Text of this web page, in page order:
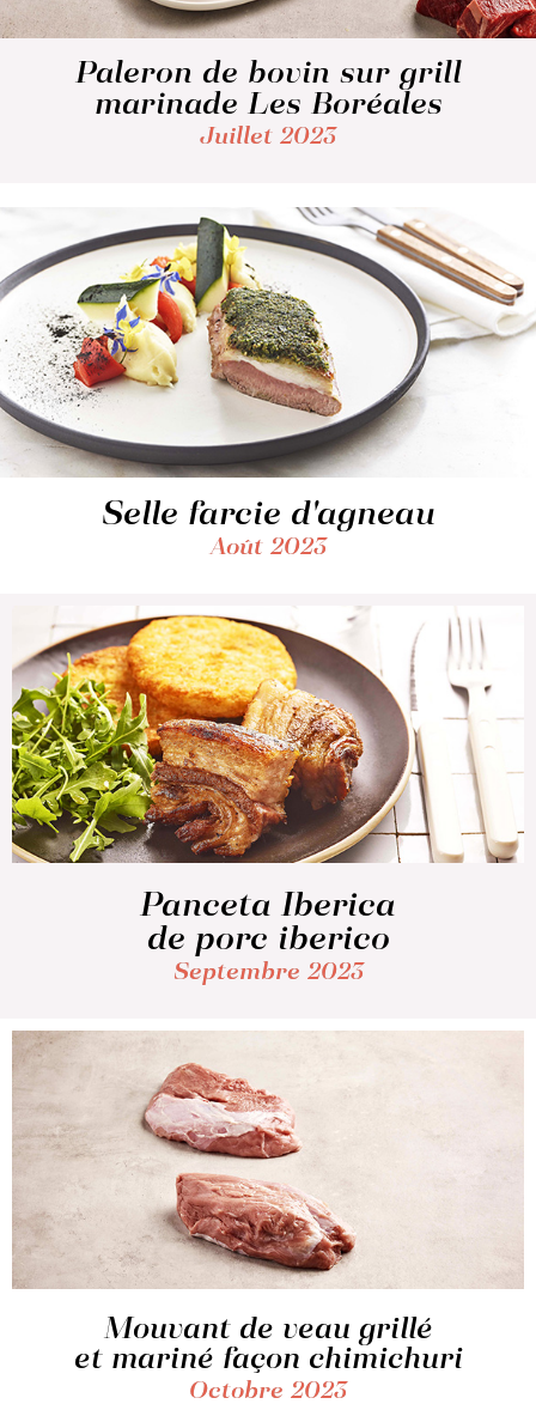
Paleron de bovin sur grill
marinade Les Boréales
Juillet 2023
Selle farcie d'agneau
Août 2023
Panceta Iberica
de porc iberico
Septembre 2023
Mouvant de veau grillé
et mariné façon chimichuri
Octobre 2023